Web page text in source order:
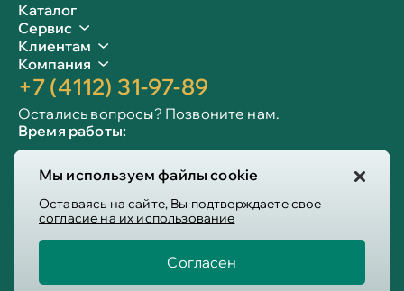
Мы используем файлы cookie
Оставаясь на сайте, Вы подтверждаете свое
согласие на их использование
Согласен
Каталог
Сервис
Клиентам
Компания
+7 (4112) 31-97-89
Остались вопросы? Позвоните нам.
Время работы:
Сб-вс: 10:00 - 19:00
Info@victoria-mebel.ru
Пользовательское соглашение